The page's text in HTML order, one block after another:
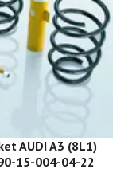
AUDI A3 (8L1)
15-004-04-22